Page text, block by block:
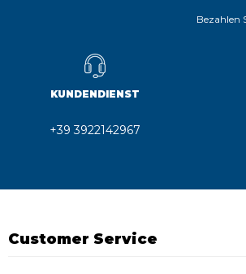
Bezahlen
KUNDENDIENST
+39 3922142967
Customer Service